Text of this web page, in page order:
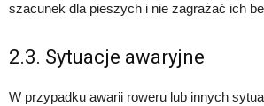
szacunek dla pieszych i nie zagrażać ich
2.3. Sytuacje awaryjne
W przypadku awarii roweru lub innych